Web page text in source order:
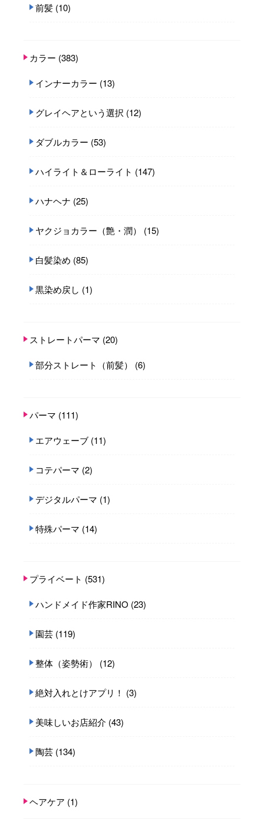
前髪 (10)
カラー (383)
インナーカラー (13)
グレイヘアという選択 (12)
ダブルカラー (53)
ハイライト＆ローライト (147)
ハナヘナ (25)
ヤクジョカラー（艶・潤） (15)
白髪染め (85)
黒染め戻し (1)
ストレートパーマ (20)
部分ストレート（前髪） (6)
パーマ (111)
エアウェーブ (11)
コテパーマ (2)
デジタルパーマ (1)
特殊パーマ (14)
プライベート (531)
ハンドメイド作家RINO (23)
園芸 (119)
整体（姿勢術） (12)
絶対入れとけアプリ！ (3)
美味しいお店紹介 (43)
陶芸 (134)
ヘアケア (1)